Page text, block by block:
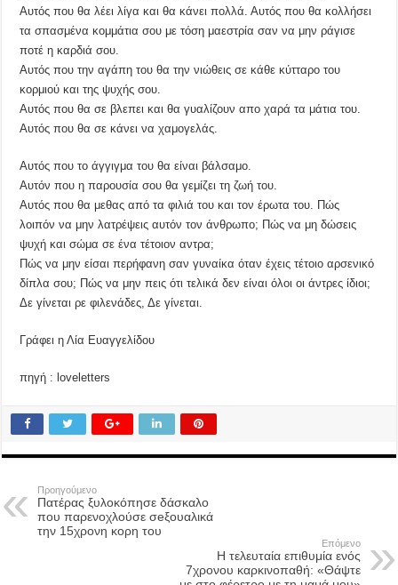
Αυτός που θα λέει λίγα και θα κάνει πολλά. Αυτός που θα κολλήσει
τα σπασμένα κομμάτια σου με τόση μαεστρία σαν να μην ράγισε
ποτέ η καρδιά σου.
Αυτός που την αγάπη του θα την νιώθεις σε κάθε κύτταρο του
κορμιού και της ψυχής σου.
Αυτός που θα σε βλεπει και θα γυαλίζουν απο χαρά τα μάτια του.
Αυτός που θα σε κάνει να χαμογελάς.
Αυτός που το άγγιγμα του θα είναι βάλσαμο.
Αυτόν που η παρουσία σου θα γεμίζει τη ζωή του.
Αυτός που θα μεθας από τα φιλιά του και τον έρωτα του. Πώς
λοιπόν να μην λατρέψεις αυτόν τον άνθρωπο; Πώς να μη δώσεις
ψυχή και σώμα σε ένα τέτοιον αντρα;
Πώς να μην είσαι περήφανη σαν γυναίκα όταν έχεις τέτοιο αρσενικό
δίπλα σου; Πώς να μην πεις ότι τελικά δεν είναι όλοι οι άντρες ίδιοι;
Δε γίνεται ρε φιλενάδες, Δε γίνεται.
Γράφει η Λία Ευαγγελίδου
πηγή : loveletters
Προηγούμενο
Πατέρας ξυλοκόπησε δάσκαλο
που παρενοχλούσε σeξουαλικά
την 15χρονη κoρη του
Επόμενο
Η τελευταία επιθυμία ενός
7χρονου καρκινοπαθή: «Θάψτε